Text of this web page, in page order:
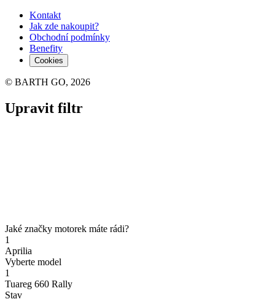
Kontakt
Jak zde nakoupit?
Obchodní podmínky
Benefity
Cookies
© BARTH GO, 2026
Upravit filtr
Jaké značky motorek máte rádi?
1
Aprilia
Vyberte model
1
Tuareg 660 Rally
Stav